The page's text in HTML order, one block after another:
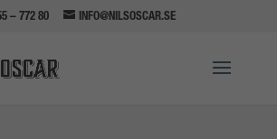
– 772 80 INFO@NILSOSCAR.SE